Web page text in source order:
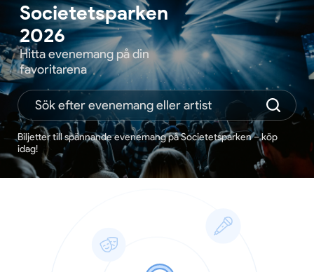
Societetsparken
2026
Hitta evenemang på din
favoritarena
Biljetter till spännande evenemang på Societetsparken – köp
idag!